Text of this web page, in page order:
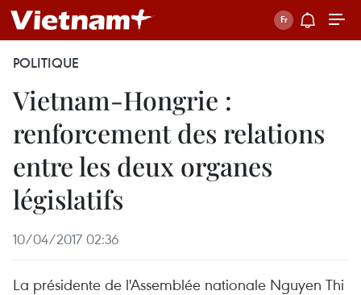
POLITIQUE
Vietnam-Hongrie :
renforcement des relations
entre les deux organes
législatifs
10/04/2017 02:36
La présidente de l'Assemblée nationale Nguyen Thi